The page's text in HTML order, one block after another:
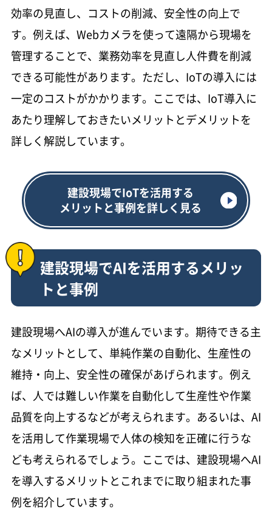
効率の見直し、コストの削減、安全性の向上で
す。例えば、Webカメラを使って遠隔から現場を
管理することで、業務効率を見直し人件費を削減
できる可能性があります。ただし、IoTの導入には
一定のコストがかかります。ここでは、IoT導入に
あたり理解しておきたいメリットとデメリットを
詳しく解説しています。
建設現場でIoTを活用する
メリットと事例を詳しく見る
建設現場でAIを活用するメリッ
トと事例
建設現場へAIの導入が進んでいます。期待できる主
なメリットとして、単純作業の自動化、生産性の
維持・向上、安全性の確保があげられます。例え
ば、人では難しい作業を自動化して生産性や作業
品質を向上するなどが考えられます。あるいは、AI
を活用して作業現場で人体の検知を正確に行うな
ども考えられるでしょう。ここでは、建設現場へAI
を導入するメリットとこれまでに取り組まれた事
例を紹介しています。